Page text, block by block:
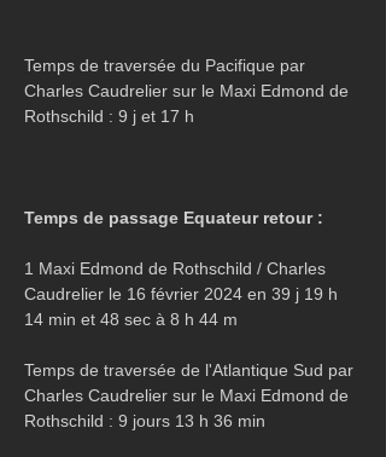
Temps de traversée du Pacifique par
Charles Caudrelier sur le Maxi Edmond de
Rothschild : 9 j et 17 h
Temps de passage Equateur retour :
1 Maxi Edmond de Rothschild / Charles
Caudrelier le 16 février 2024 en 39 j 19 h
14 min et 48 sec à 8 h 44 m
Temps de traversée de l'Atlantique Sud par
Charles Caudrelier sur le Maxi Edmond de
Rothschild : 9 jours 13 h 36 min